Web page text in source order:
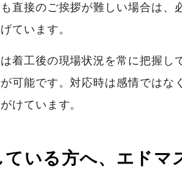
直接のご挨拶が難しい場合は、
ています。
着工後の現場状況を常に把握し
可能です。対応時は感情ではな
けています。
いる方へ、エドマ